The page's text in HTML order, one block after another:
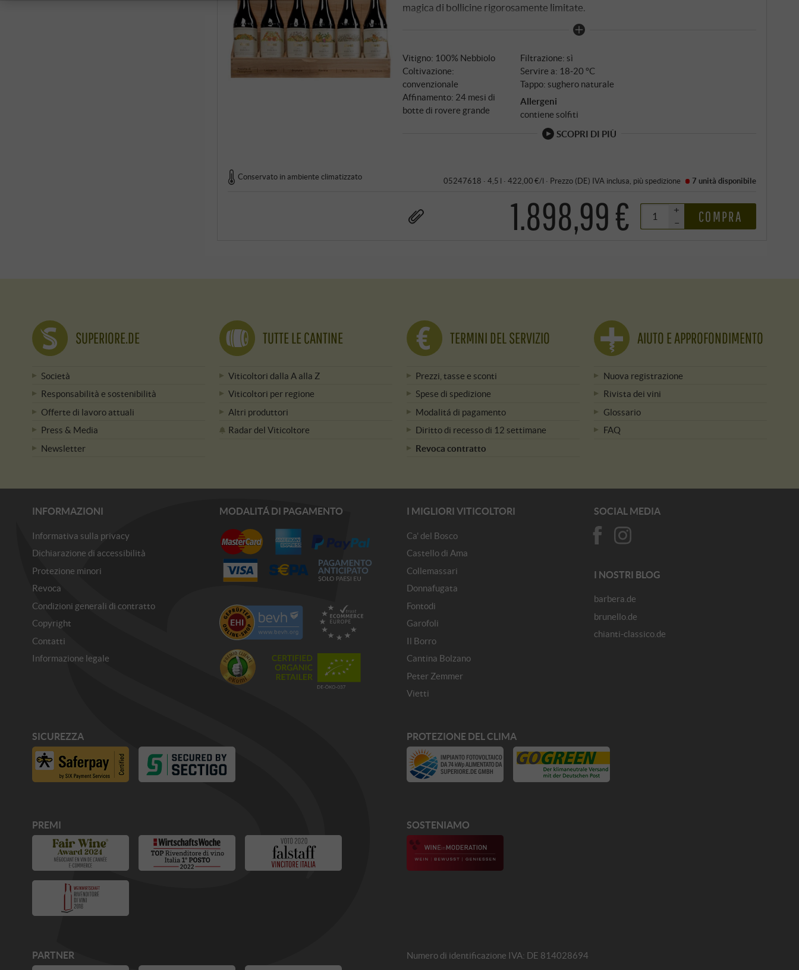
magica di bollicine rigorosamente limitate.
Vitigno: 100% Nebbiolo
Coltivazione:
convenzionale
Affinamento: 24 mesi di
botte di rovere grande
Filtrazione: sì
Servire a: 18‑20 °C
Tappo: sughero naturale
Allergeni
contiene solfiti
SCOPRI DI PIÙ
Conservato in ambiente climatizzato 05247618 · 4,5 l · 422,00 €/l · Prezzo (DE) IVA inclusa , più spedizione 7 unità disponibile
1.898,99 €
+
–
COMPRA
SUPERIORE.DE
Società
Responsabilità e sostenibilità
Offerte di lavoro attuali
Press & Media
Newsletter
TUTTE LE CANTINE
Viticoltori dalla A alla Z
Viticoltori per regione
Altri produttori
Radar del Viticoltore
TERMINI DEL SERVIZIO
Prezzi, tasse e sconti
Spese di spedizione
Modalitá di pagamento
Diritto di recesso di 12 settimane
Revoca contratto
AIUTO E APPROFONDIMENTO
Nuova registrazione
Rivista dei vini
Glossario
FAQ
INFORMAZIONI
Informativa sulla privacy
Dichiarazione di accessibilità
Protezione minori
Revoca
Condizioni generali di contratto
Copyright
Contatti
Informazione legale
MODALITÁ DI PAGAMENTO I MIGLIORI VITICOLTORI
Ca' del Bosco
Castello di Ama
Collemassari
Donnafugata
Fontodi
Garofoli
Il Borro
Cantina Bolzano
Peter Zemmer
Vietti
SOCIAL MEDIA
I NOSTRI BLOG
barbera.de
brunello.de
chianti-classico.de
SICUREZZA PROTEZIONE DEL CLIMA
PREMI SOSTENIAMO
PARTNER Numero di identificazione IVA: DE 814028694